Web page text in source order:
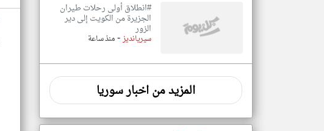
#انطلاق أولى رحلات طيران
الجزيرة من الكويت إلى دير
الزور
سيريانديز-منذ ساعة
المزيد من اخبار سوريا